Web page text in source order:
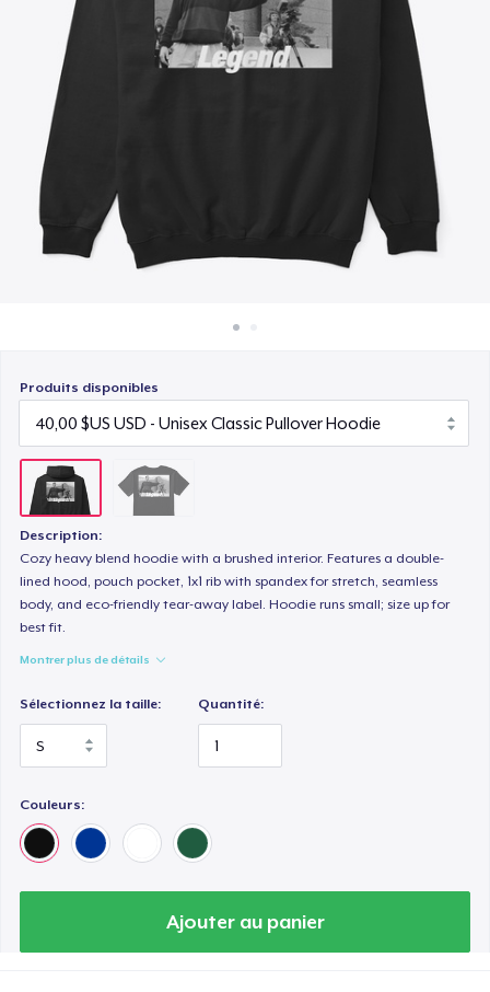
Vendez partout
Produits disponibles
Description:
Cozy heavy blend hoodie with a brushed interior. Features a double-
lined hood, pouch pocket, 1x1 rib with spandex for stretch, seamless
body, and eco-friendly tear-away label. Hoodie runs small; size up for
best fit.
Montrer plus de détails
Sélectionnez la taille: Quantité:
Couleurs:
Ajouter au panier